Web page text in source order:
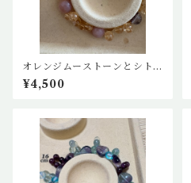
オレンジムーストーンとシト
リン、ルチルのデザインブレ
スレット
¥4,500